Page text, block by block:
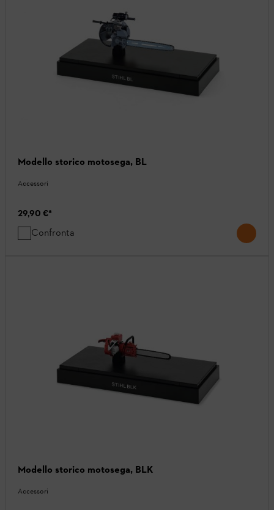
Modello storico motosega, BL
Accessori
29,90 €*
Confronta
Modello storico motosega, BLK
Accessori